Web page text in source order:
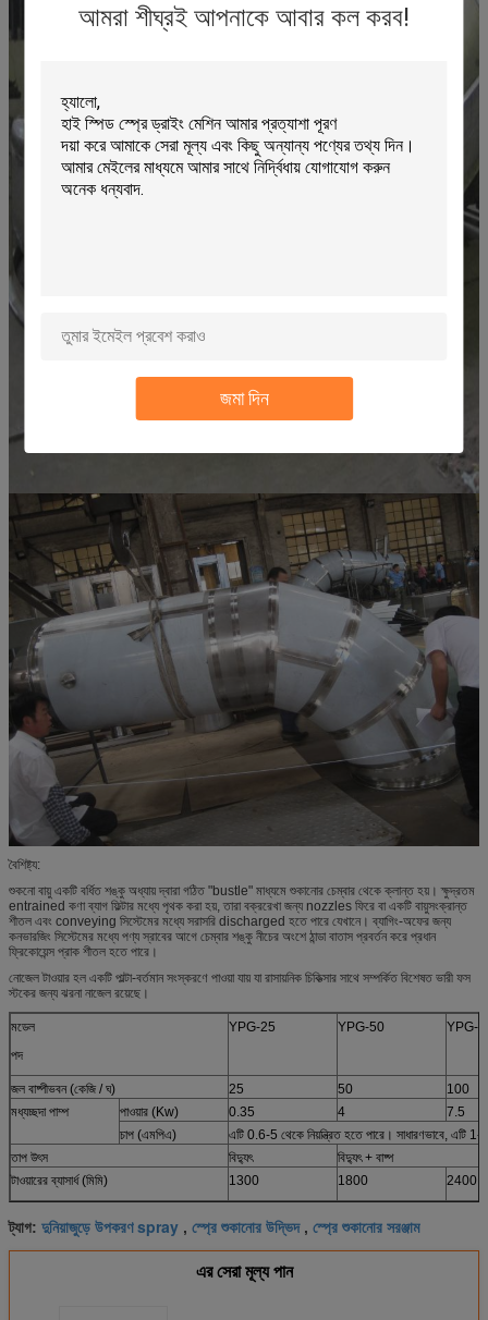
আমরা শীঘ্রই আপনাকে আবার কল করব!
জমা দিন
বৈশিষ্ট্য:
শুকনো বায়ু একটি বর্ধিত শঙ্কু অধ্যায় দ্বারা গঠিত "bustle" মাধ্যমে শুকানোর চেম্বার থেকে ক্লান্ত হয়। ক্ষুদ্রতম
entrained কণা ব্যাগ ফিল্টার মধ্যে পৃথক করা হয়, তারা বক্ররেখা জন্য nozzles ফিরে বা একটি বায়ুসংক্রান্ত
শীতল এবং conveying সিস্টেমের মধ্যে সরাসরি discharged হতে পারে যেখানে। ব্যাগিং-অফের জন্য
কনভারজিং সিস্টেমের মধ্যে পণ্য স্রাবের আগে চেম্বার শঙ্কু নীচের অংশে ঠান্ডা বাতাস প্রবর্তন করে প্রধান
ফ্রিকোয়েন্স প্রাক শীতল হতে পারে।
নোজেল টাওয়ার হল একটি পাল্টা-বর্তমান সংস্করণে পাওয়া যায় যা রাসায়নিক চিকিত্সার সাথে সম্পর্কিত বিশেষত ভারী ফস
স্টকের জন্য ঝরনা নাজেল রয়েছে।
মডেল
পদ
YPG-25 YPG-50 YPG-
জল বাষ্পীভবন (কেজি / ঘ) 25 50
100
মধ্যচ্ছদা পাম্প
পাওয়ার (Kw) 0.35 4
7.5
চাপ (এমপিএ)
এটি 0.6-5 থেকে নিয়ন্ত্রিত হতে পারে। সাধারণভাবে, এটি 1-
তাপ উৎস
বিদ্যুৎ
বিদ্যুৎ + বাষ্প
টাওয়ারের ব্যাসার্ধ (মিমি)
1300 1800 2400
ট্যাগ: দুনিয়াজুড়ে উপকরণ spray , স্প্রে শুকানোর উদ্ভিদ, স্প্রে শুকানোর সরঞ্জাম
এর সেরা মূল্য পান